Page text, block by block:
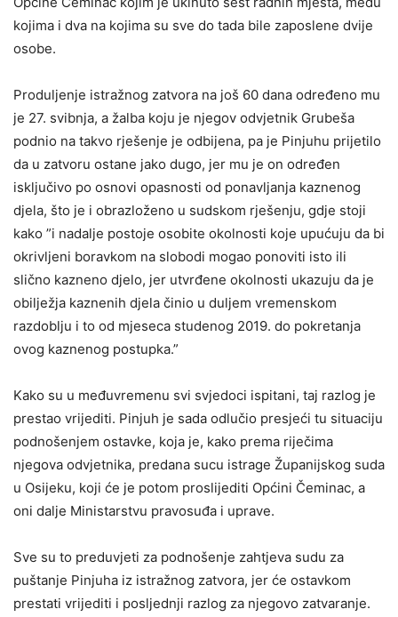
kojima i dva na kojima su sve do tada bile zaposlene dvije
osobe.
Produljenje istražnog zatvora na još 60 dana određeno mu
je 27. svibnja, a žalba koju je njegov odvjetnik Grubeša
podnio na takvo rješenje je odbijena, pa je Pinjuhu prijetilo
da u zatvoru ostane jako dugo, jer mu je on određen
isključivo po osnovi opasnosti od ponavljanja kaznenog
djela, što je i obrazloženo u sudskom rješenju, gdje stoji
kako ”i nadalje postoje osobite okolnosti koje upućuju da bi
okrivljeni boravkom na slobodi mogao ponoviti isto ili
slično kazneno djelo, jer utvrđene okolnosti ukazuju da je
obilježja kaznenih djela činio u duljem vremenskom
razdoblju i to od mjeseca studenog 2019. do pokretanja
ovog kaznenog postupka.”
Kako su u međuvremenu svi svjedoci ispitani, taj razlog je
prestao vrijediti. Pinjuh je sada odlučio presjeći tu situaciju
podnošenjem ostavke, koja je, kako prema riječima
njegova odvjetnika, predana sucu istrage Županijskog suda
u Osijeku, koji će je potom proslijediti Općini Čeminac, a
oni dalje Ministarstvu pravosuđa i uprave.
Sve su to preduvjeti za podnošenje zahtjeva sudu za
puštanje Pinjuha iz istražnog zatvora, jer će ostavkom
prestati vrijediti i posljednji razlog za njegovo zatvaranje.